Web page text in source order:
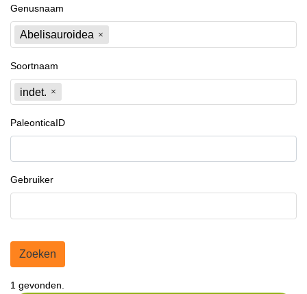
Genusnaam
Abelisauroidea
Soortnaam
indet.
PaleonticaID
Gebruiker
Zoeken
1 gevonden.